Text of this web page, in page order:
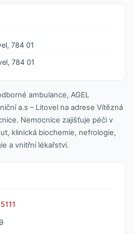
784 01
784 01
ambulance, AGEL
a.s – Litovel na adrese Vítězná
Nemocnice zajišťuje péči v
klinická biochemie, nefrologie,
a vnitřní lékařství.